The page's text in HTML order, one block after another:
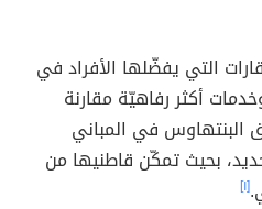
التي يفضّلها الأفراد في
أكثر رفاهيّة مقارنة
البنتهاوس في المباني
بحيث تمكّن قاطنيها من
[١]